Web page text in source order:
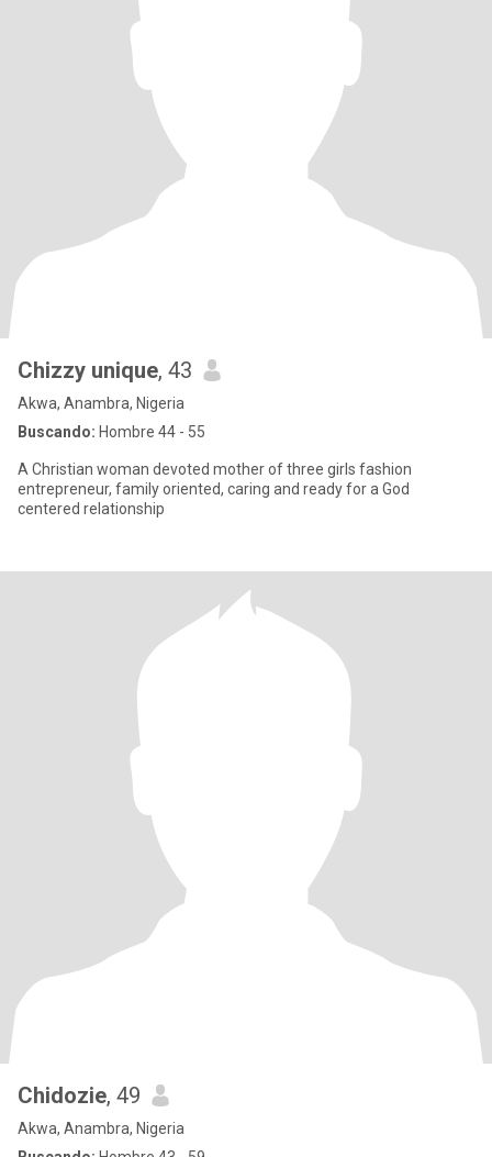
Chizzy unique, 43
Akwa, Anambra, Nigeria
Buscando: Hombre 44 - 55
A Christian woman devoted mother of three girls fashion
entrepreneur, family oriented, caring and ready for a God
centered relationship
Chidozie, 49
Akwa, Anambra, Nigeria